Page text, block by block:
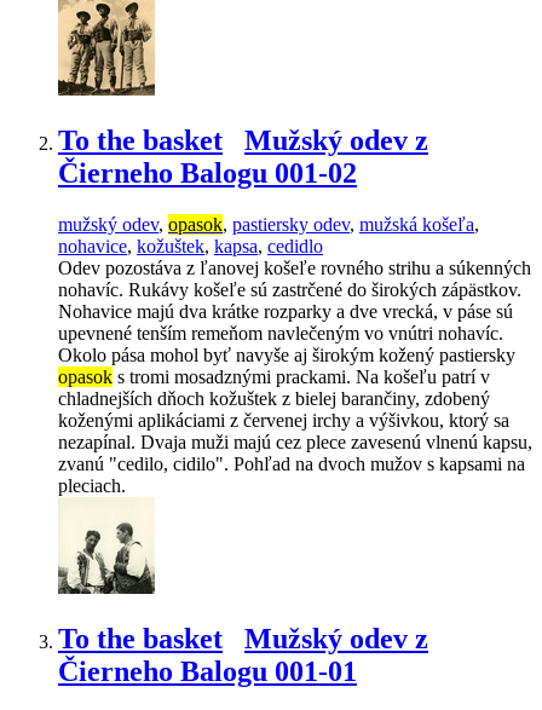
To the basket
Mužský odev z
Čierneho Balogu 001-02
mužský odev, opasok, pastiersky odev, mužská košeľa,
nohavice, kožuštek, kapsa, cedidlo
Odev pozostáva z ľanovej košeľe rovného strihu a súkenných
nohavíc. Rukávy košeľe sú zastrčené do širokých zápästkov.
Nohavice majú dva krátke rozparky a dve vrecká, v páse sú
upevnené tenším remeňom navlečeným vo vnútri nohavíc.
Okolo pása mohol byť navyše aj širokým kožený pastiersky
opasok s tromi mosadznými prackami. Na košeľu patrí v
chladnejších dňoch kožuštek z bielej barančiny, zdobený
koženými aplikáciami z červenej irchy a výšivkou, ktorý sa
nezapínal. Dvaja muži majú cez plece zavesenú vlnenú kapsu,
zvanú "cedilo, cidilo". Pohľad na dvoch mužov s kapsami na
pleciach.
To the basket
Mužský odev z
Čierneho Balogu 001-01